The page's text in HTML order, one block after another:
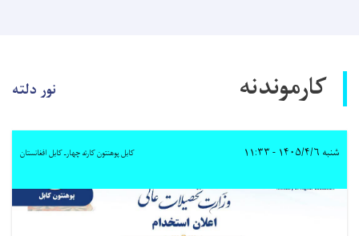
کارموندنه نور دلته
شنبه ۱۴۰۵/۴/۶ - ۱۱:۳۳ کابل پوهنتون کارته چهارـ کابل افغانستان